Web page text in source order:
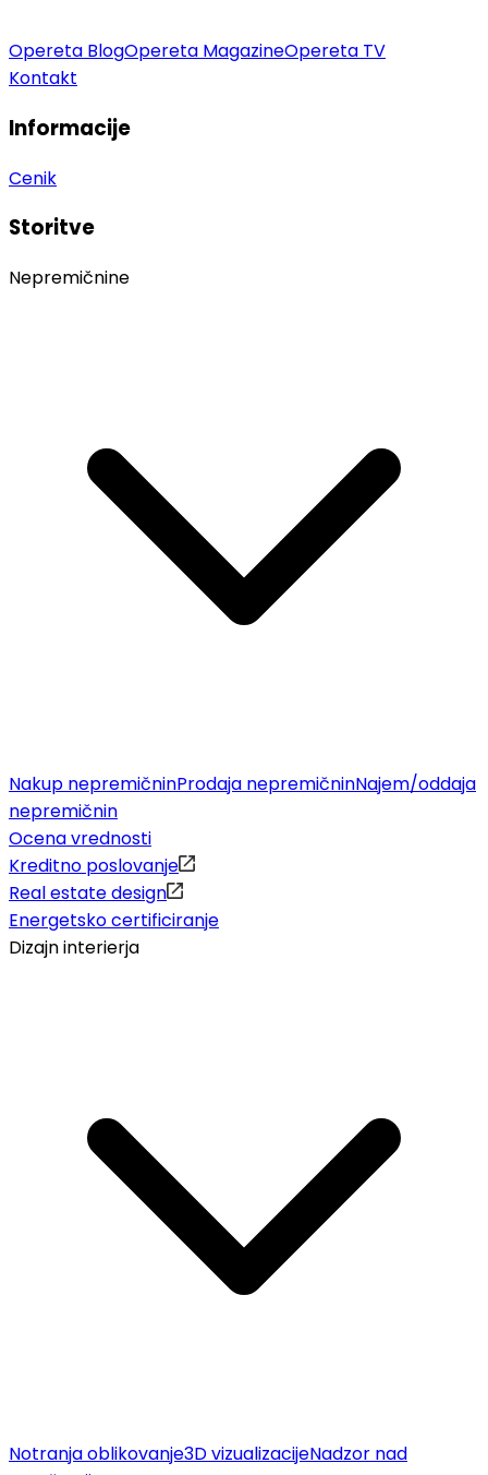
Opereta BlogOpereta MagazineOpereta TV
Kontakt
Informacije
Cenik
Storitve
Nepremičnine
Nakup nepremičninProdaja nepremičninNajem/oddaja
nepremičnin
Ocena vrednosti
Kreditno poslovanje
Real estate design
Energetsko certificiranje
Dizajn interierja
Notranja oblikovanje3D vizualizacijeNadzor nad